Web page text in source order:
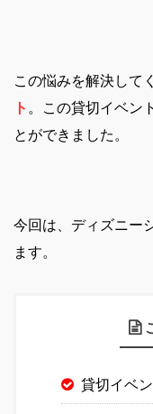
この悩みを解決して
ト 。この貸切イベン
とができました。
今回は、ディズニー
ます。
貸切イベ